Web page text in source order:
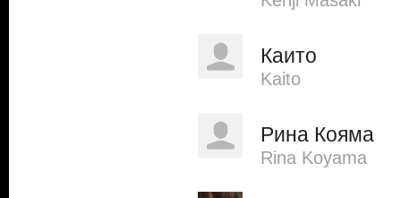
Каито
Kaito
Рина Кояма
Rina Koyama